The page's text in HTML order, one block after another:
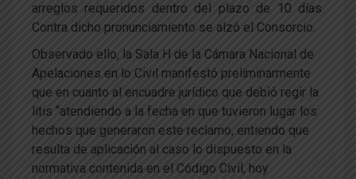
arreglos requeridos dentro del plazo de 10 días.
Contra dicho pronunciamiento se alzó el Consorcio.
Observado ello, la Sala H de la Cámara Nacional de
Apelaciones en lo Civil manifestó preliminarmente
que en cuanto al encuadre jurídico que debió regir la
litis “atendiendo a la fecha en que tuvieron lugar los
hechos que generaron este reclamo, entiendo que
resulta de aplicación al caso lo dispuesto en la
normativa contenida en el Código Civil, hoy